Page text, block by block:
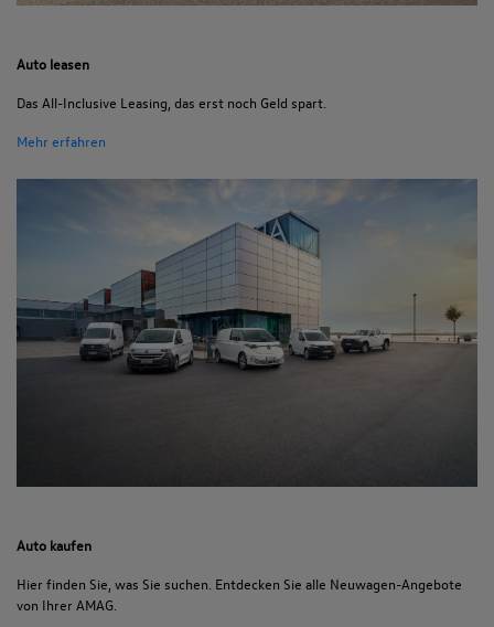
Auto leasen
Das All-Inclusive Leasing, das erst noch Geld spart.
Mehr erfahren
Auto kaufen
Hier finden Sie, was Sie suchen. Entdecken Sie alle Neuwagen-Angebote
von Ihrer AMAG.